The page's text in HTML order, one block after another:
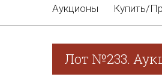
Аукционы Купить/
Лот №233.